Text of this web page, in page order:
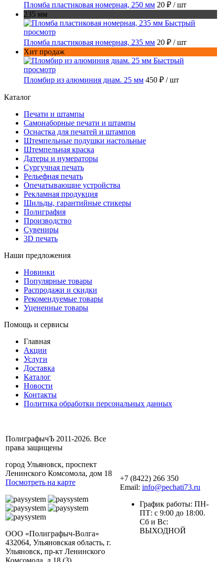
Пломба пластиковая номерная, 250 мм 20 ₽ / шт
235 мм
Быстрый
просмотр
Пломба пластиковая номерная, 235 мм 20 ₽ / шт
Хит продаж
Быстрый
просмотр
Пломбир из алюминия диам. 25 мм 450 ₽ / шт
Каталог
Печати и штампы
Самонаборные печати и штампы
Оснастка для печатей и штампов
Штемпельные подушки настольные
Штемпельная краска
Датеры и нумераторы
Сургучная печать
Рельефная печать
Опечатывающие устройства
Рекламная продукция
Шильды, гарантийные стикеры
Полиграфия
Производство
Сувениры
3D печать
Наши предложения
Новинки
Популярные товары
Распродажи и скидки
Рекомендуемые товары
Уцененные товары
Помощь и сервисы
Главная
Акции
Услуги
Доставка
Каталог
Новости
Контакты
Политика обработки персональных данных
ПолиграфычЪ 2011-2026. Все
права защищены
город Ульяновск, проспект
Ленинского Комсомола, дом 18
Посмотреть на карте
ООО «Полиграфыч-Волга»
432064, Ульяновская область, г.
Ульяновск, пр-кт Ленинского
Комсомола, д.18 (3)
+7 (8422) 266 350
Email: info@pechati73.ru
График работы: ПН-
ПТ: с 9:00 до 18:00.
Сб и Вс:
ВЫХОДНОЙ